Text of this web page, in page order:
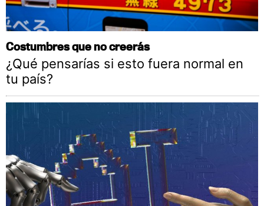
Costumbres que no creerás
¿Qué pensarías si esto fuera normal en
tu país?